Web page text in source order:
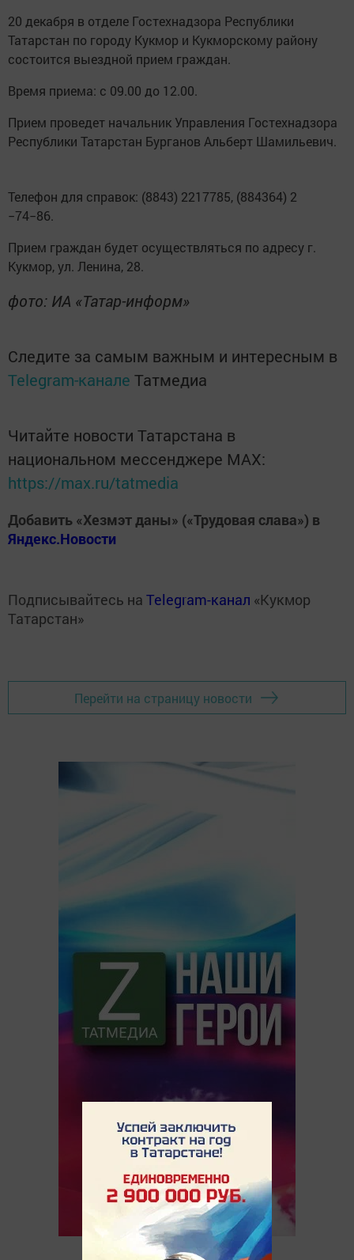
20 декабря в отделе Гостехнадзора Республики
Татарстан по городу Кукмор и Кукморскому району
состоится выездной прием граждан.
Время приема: с 09.00 до 12.00.
Прием проведет начальник Управления Гостехнадзора
Республики Татарстан Бурганов Альберт Шамильевич.
Телефон для справок: (8843) 2217785, (884364) 2
−74−86.
Прием граждан будет осуществляться по адресу г.
Кукмор, ул. Ленина, 28.
фото: ИА «Татар-информ»
Следите за самым важным и интересным в
Telegram-канале Татмедиа
Читайте новости Татарстана в
национальном мессенджере MАХ:
https://max.ru/tatmedia
Добавить «Хезмэт даны» («Трудовая слава») в
Яндекс.Новости
Подписывайтесь на Telegram-канал «Кукмор
Татарстан»
Перейти на страницу новости